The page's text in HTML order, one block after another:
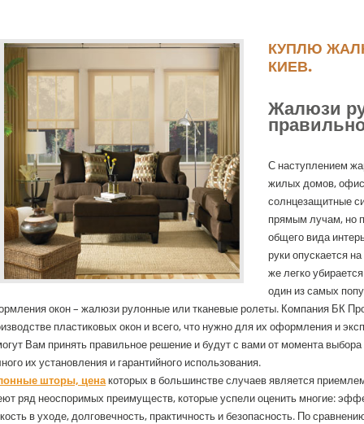
КУПЛЮ
КИЕВ.
Жалюзи
С наступлением
жилых домов,
солнцезащитные
прямым лучам, но
общего вида
руки опускается
же легко
один из самых
окон – жалюзи рулонные или тканевые ролеты. Компания БК
пластиковых окон и всего, что нужно для их оформления и
Вам принять правильное решение и будут с вами от момента
их установления и гарантийного использования.
шторы, ценакоторых в большинстве случаев является
ряд неоспоримых преимуществ, которые успели оценить многие:
в уходе, долговечность, практичность и безопасность. По